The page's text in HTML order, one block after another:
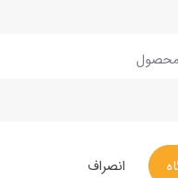
محصول
انصراف